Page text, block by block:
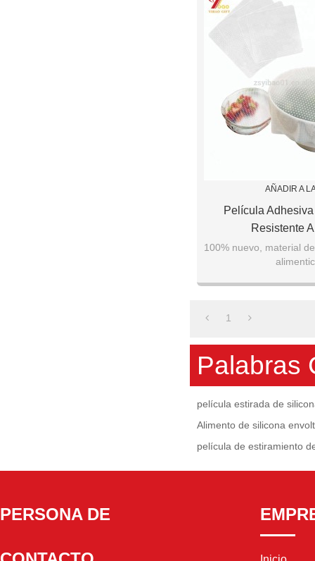
AÑADIR A
Película
Resistente
100% nuevo, material
verduras
1
Palabras
película estirada de
Alimento de silicona
película de estiramiento
PERSONA DE